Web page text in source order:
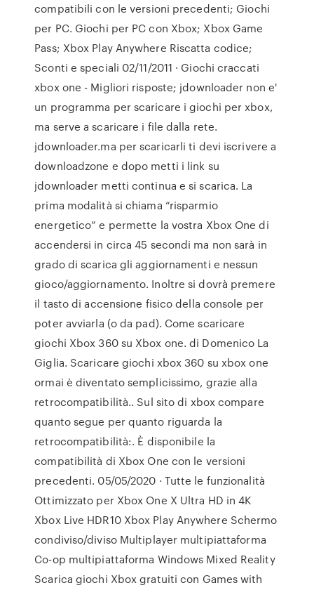
compatibili con le versioni precedenti; Giochi
per PC. Giochi per PC con Xbox; Xbox Game
Pass; Xbox Play Anywhere Riscatta codice;
Sconti e speciali 02/11/2011 · Giochi craccati
xbox one - Migliori risposte; jdownloader non e'
un programma per scaricare i giochi per xbox,
ma serve a scaricare i file dalla rete.
jdownloader.ma per scaricarli ti devi iscrivere a
downloadzone e dopo metti i link su
jdownloader metti continua e si scarica. La
prima modalità si chiama “risparmio
energetico” e permette la vostra Xbox One di
accendersi in circa 45 secondi ma non sarà in
grado di scarica gli aggiornamenti e nessun
gioco/aggiornamento. Inoltre si dovrà premere
il tasto di accensione fisico della console per
poter avviarla (o da pad). Come scaricare
giochi Xbox 360 su Xbox one. di Domenico La
Giglia. Scaricare giochi xbox 360 su xbox one
ormai è diventato semplicissimo, grazie alla
retrocompatibilità.. Sul sito di xbox compare
quanto segue per quanto riguarda la
retrocompatibilità:. È disponibile la
compatibilità di Xbox One con le versioni
precedenti. 05/05/2020 · Tutte le funzionalità
Ottimizzato per Xbox One X Ultra HD in 4K
Xbox Live HDR10 Xbox Play Anywhere Schermo
condiviso/diviso Multiplayer multipiattaforma
Co-op multipiattaforma Windows Mixed Reality
Scarica giochi Xbox gratuiti con Games with